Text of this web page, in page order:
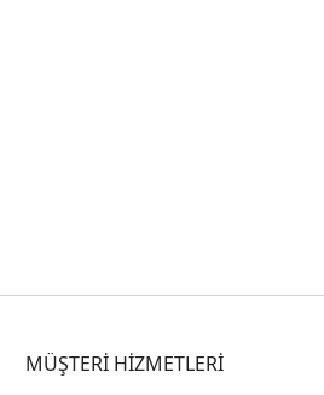
MÜŞTERİ HİZMETLERİ